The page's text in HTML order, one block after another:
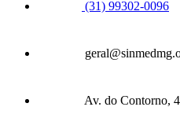
(31) 99302-0096
Av. do Contorno,